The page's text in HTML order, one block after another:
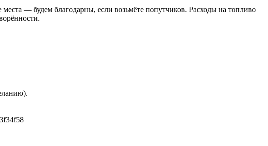
— будем благодарны, если возьмёте попутчиков. Расходы на топливо